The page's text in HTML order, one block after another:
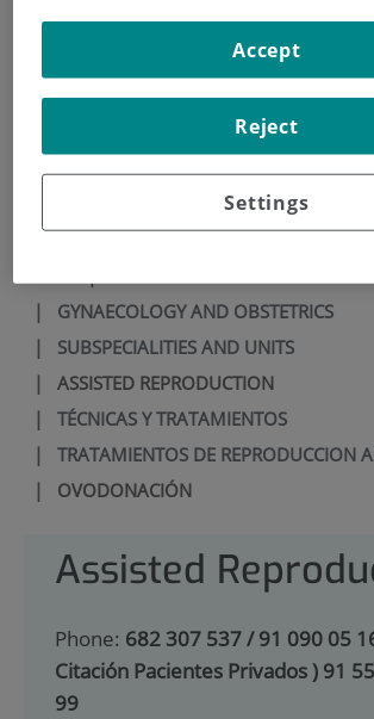
Teaching
Teléfono de atención al
900 301 013
| GYNAECOLOGY AND OBSTETRICS
| SUBSPECIALITIES AND UNITS
| ASSISTED REPRODUCTION
| TÉCNICAS Y TRATAMIENTOS
| TRATAMIENTOS DE REPRODUCCION
| OVODONACIÓN
Assisted
Phone: 682 307 537 / 91 090 05
Citación Pacientes Privados ) 91
99
Settings
Reject
Accept